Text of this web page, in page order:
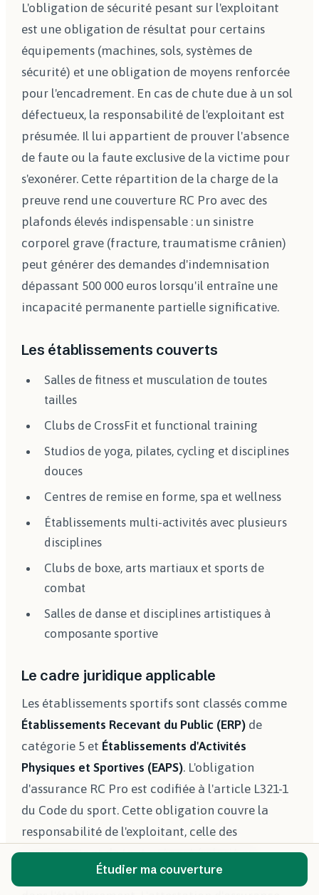
L'obligation de sécurité pesant sur l'exploitant
est une obligation de résultat pour certains
équipements (machines, sols, systèmes de
sécurité) et une obligation de moyens renforcée
pour l'encadrement. En cas de chute due à un sol
défectueux, la responsabilité de l'exploitant est
présumée. Il lui appartient de prouver l'absence
de faute ou la faute exclusive de la victime pour
s'exonérer. Cette répartition de la charge de la
preuve rend une couverture RC Pro avec des
plafonds élevés indispensable : un sinistre
corporel grave (fracture, traumatisme crânien)
peut générer des demandes d'indemnisation
dépassant 500 000 euros lorsqu'il entraîne une
incapacité permanente partielle significative.
Les établissements couverts
Salles de fitness et musculation de toutes
tailles
Clubs de CrossFit et functional training
Studios de yoga, pilates, cycling et disciplines
douces
Centres de remise en forme, spa et wellness
Établissements multi-activités avec plusieurs
disciplines
Clubs de boxe, arts martiaux et sports de
combat
Salles de danse et disciplines artistiques à
composante sportive
Le cadre juridique applicable
Les établissements sportifs sont classés comme
Établissements Recevant du Public (ERP) de
catégorie 5 et Établissements d'Activités
Physiques et Sportives (EAPS). L'obligation
d'assurance RC Pro est codifiée à l'article L321-1
du Code du sport. Cette obligation couvre la
responsabilité de l'exploitant, celle des
enseignants et de tout préposé (salarié ou
bénévole), ainsi que celle des pratiquants admis
Étudier ma couverture